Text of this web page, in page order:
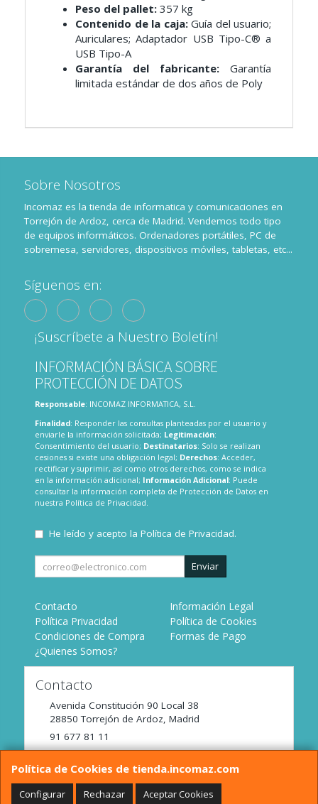
Peso del pallet: 357 kg
Contenido de la caja:Guía del usuario;
Auriculares; Adaptador USB Tipo-C® a
USB Tipo-A
Garantía del fabricante: Garantía
limitada estándar de dos años de Poly
Política de Cookies de tienda.incomaz.com
Configurar Rechazar Aceptar Cookies
Sobre Nosotros
Incomaz es la tienda de informatica y comunicaciones en
Torrejón de Ardoz, cerca de Madrid. Vendemos todo tipo
de equipos informáticos. Ordenadores portátiles, PC de
sobremesa, servidores, dispositivos móviles, tabletas, etc...
Síguenos en:
¡Suscríbete a Nuestro Boletín!
INFORMACIÓN BÁSICA SOBRE
PROTECCIÓN DE DATOS
Responsable: INCOMAZ INFORMATICA, S.L.
Finalidad: Responder las consultas planteadas por el usuario y
enviarle la información solicitada; Legitimación:
Consentimiento del usuario; Destinatarios: Solo se realizan
cesiones si existe una obligación legal; Derechos: Acceder,
rectificar y suprimir, así como otros derechos, como se indica
en la información adicional; Información Adicional: Puede
consultar la información completa de Protección de Datos en
nuestra Política de Privacidad
He leído y acepto la Política de Privacidad.
Enviar
Contacto
Información Legal
Política Privacidad
Política de Cookies
Condiciones de Compra
Formas de Pago
¿Quienes Somos?
Contacto
Avenida Constitución 90 Local 38
28850 Torrejón de Ardoz, Madrid
91 677 81 11
tienda@incomaz.com